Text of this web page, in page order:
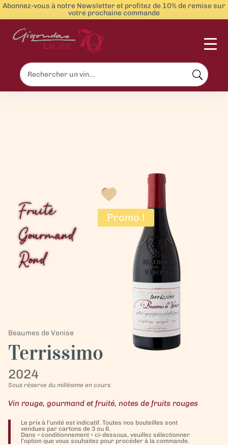
Abonnez-vous à notre Newsletter et profitez de 10% de remise sur
votre prochaine commande
Fruité
Gourmand
Rond
Promo !
Beaumes de Venise
Terrissimo
2024
Sous réserve du millésime en cours
Vin rouge, gourmand et fruité, notes de fruits rouges
Le prix à l’unité est indicatif. Toutes nos bouteilles sont
vendues par cartons de 3 ou 6.
Dans « conditionnement » ci-dessous, veuillez sélectionner
l’option que vous souhaitez pour procéder à la commande.